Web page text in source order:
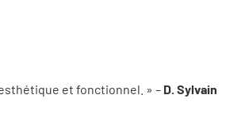
et fonctionnel. » – D. Sylvain